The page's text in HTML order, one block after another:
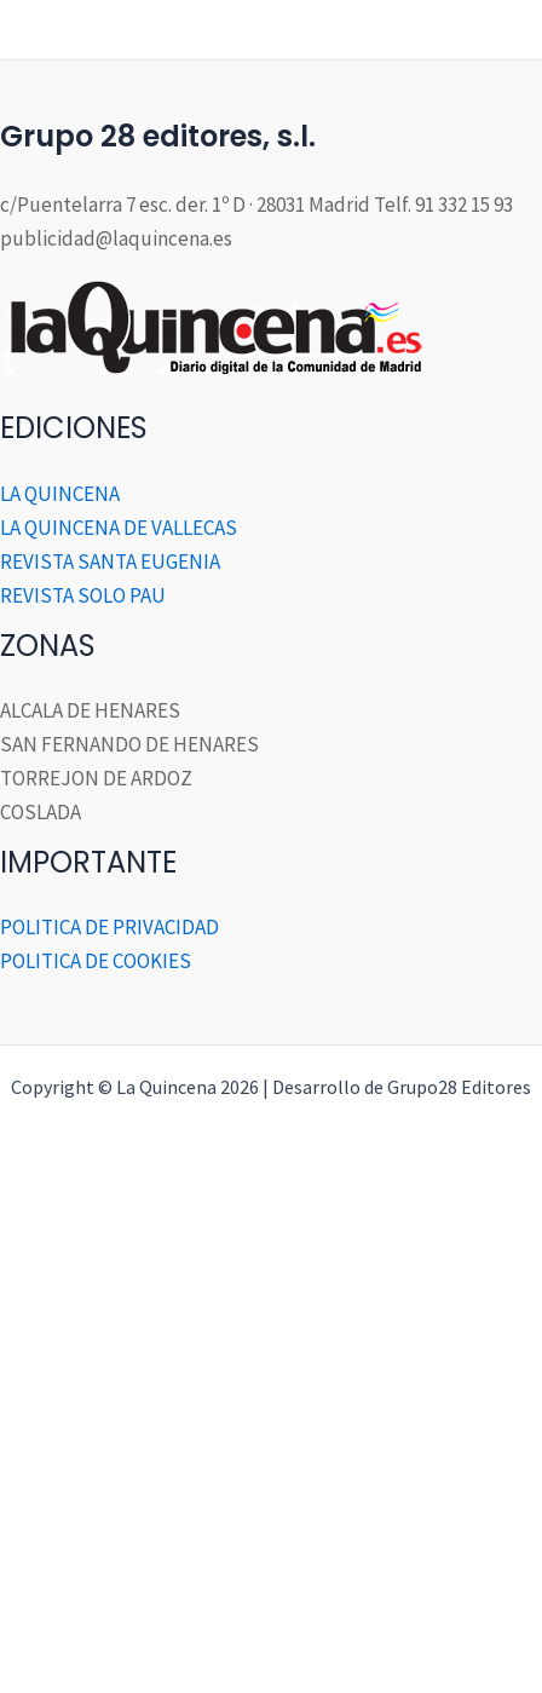
Grupo 28 editores, s.l.
c/Puentelarra 7 esc. der. 1º D · 28031 Madrid Telf. 91 332 15 93
publicidad@laquincena.es
EDICIONES
LA QUINCENA
LA QUINCENA DE VALLECAS
REVISTA SANTA EUGENIA
REVISTA SOLO PAU
ZONAS
ALCALA DE HENARES
SAN FERNANDO DE HENARES
TORREJON DE ARDOZ
COSLADA
IMPORTANTE
POLITICA DE PRIVACIDAD
POLITICA DE COOKIES
Copyright © La Quincena 2026 | Desarrollo de Grupo28 Editores